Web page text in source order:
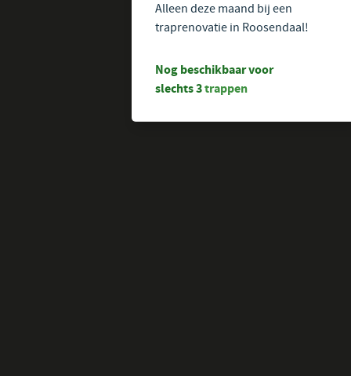
Alleen deze maand bij een
traprenovatie in Roosendaal!
Nog beschikbaar voor
slechts 3trappen